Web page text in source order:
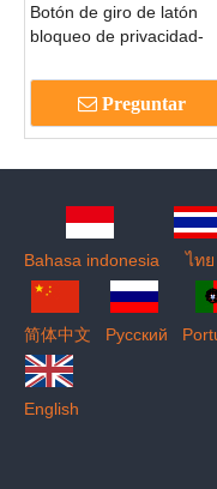
Botón de giro de latón
bloqueo de privacidad-
Preguntar
Bahasa indonesia ไทย
简体中文 Pусский
English